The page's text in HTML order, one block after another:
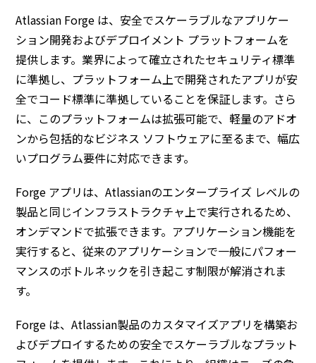
Atlassian Forge は、安全でスケーラブルなアプリケー
ション開発およびデプロイメント プラットフォームを
提供します。業界によって確立されたセキュリティ標準
に準拠し、プラットフォーム上で開発されたアプリが安
全でコード標準に準拠していることを保証します。さら
に、このプラットフォームは拡張可能で、軽量のアドオ
ンから包括的なビジネス ソフトウェアに至るまで、幅広
いプログラム要件に対応できます。
Forge アプリは、Atlassianのエンタープライズ レベルの
製品と同じインフラストラクチャ上で実行されるため、
オンデマンドで拡張できます。アプリケーション機能を
実行すると、従来のアプリケーションで一般にパフォー
マンスのボトルネックを引き起こす制限が解消されま
す。
Forge は、Atlassian製品のカスタマイズアプリを構築お
よびデプロイするための安全でスケーラブルなプラット